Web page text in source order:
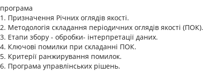
програма
1. Призначення Річних оглядів якості.
2. Методологія складання періодичних оглядів якості (ПОК).
3. Етапи збору - обробки- інтерпретації даних.
4. Ключові помилки при складанні ПОК.
5. Критерії ранжирування помилок.
6. Програма управлінських рішень.